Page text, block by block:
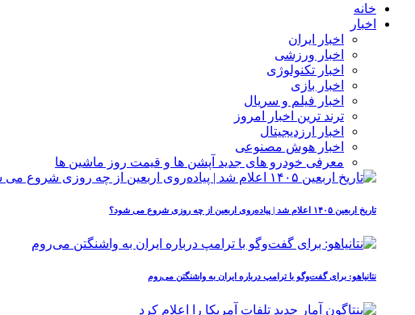
خانه
اخبار
اخبار ایران
اخبار ورزشی
اخبار تکنولوژی
اخبار بازی
اخبار فیلم و سریال
ترند ترین اخبار امروز
اخبار ارزدیجیتال
اخبار هوش مصنوعی
معرفی خودرو های جدید آپشن‌ ها و قیمت روز ماشین‌ ها
تاریخ اربعین ۱۴۰۵ اعلام شد | پیاده‌روی اربعین از چه روزی شروع می‌ شود؟
نتانیاهو: برای گفت‌وگو با ترامپ درباره ایران به واشنگتن می‌روم